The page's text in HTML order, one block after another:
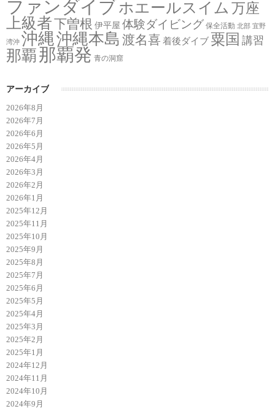
ファンダイブホエールスイム 万座
上級者下曽根 伊平屋 体験ダイビング 保全活動 北部 宜野
湾沖 沖縄沖縄本島 渡名喜 着後ダイブ 粟国 講習
那覇 那覇発 青の洞窟
アーカイブ
2026年8月
2026年7月
2026年6月
2026年5月
2026年4月
2026年3月
2026年2月
2026年1月
2025年12月
2025年11月
2025年10月
2025年9月
2025年8月
2025年7月
2025年6月
2025年5月
2025年4月
2025年3月
2025年2月
2025年1月
2024年12月
2024年11月
2024年10月
2024年9月